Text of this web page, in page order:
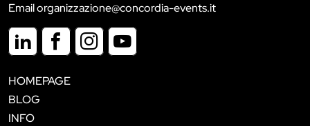
Email organizzazione@concordia-events.it
HOMEPAGE
BLOG
INFO